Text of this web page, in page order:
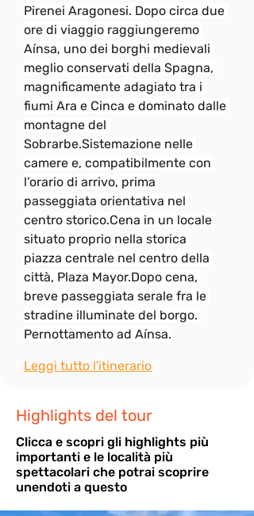
Pirenei Aragonesi. Dopo circa due
ore di viaggio raggiungeremo
Aínsa, uno dei borghi medievali
meglio conservati della Spagna,
magnificamente adagiato tra i
fiumi Ara e Cinca e dominato dalle
montagne del
Sobrarbe.Sistemazione nelle
camere e, compatibilmente con
l’orario di arrivo, prima
passeggiata orientativa nel
centro storico.Cena in un locale
situato proprio nella storica
piazza centrale nel centro della
città, Plaza Mayor.Dopo cena,
breve passeggiata serale fra le
stradine illuminate del borgo.
Pernottamento ad Aínsa.
Leggi tutto l'itinerario
Highlights del tour
Clicca e scopri gli highlights più
importanti e le località più
spettacolari che potrai scoprire
unendoti a questo